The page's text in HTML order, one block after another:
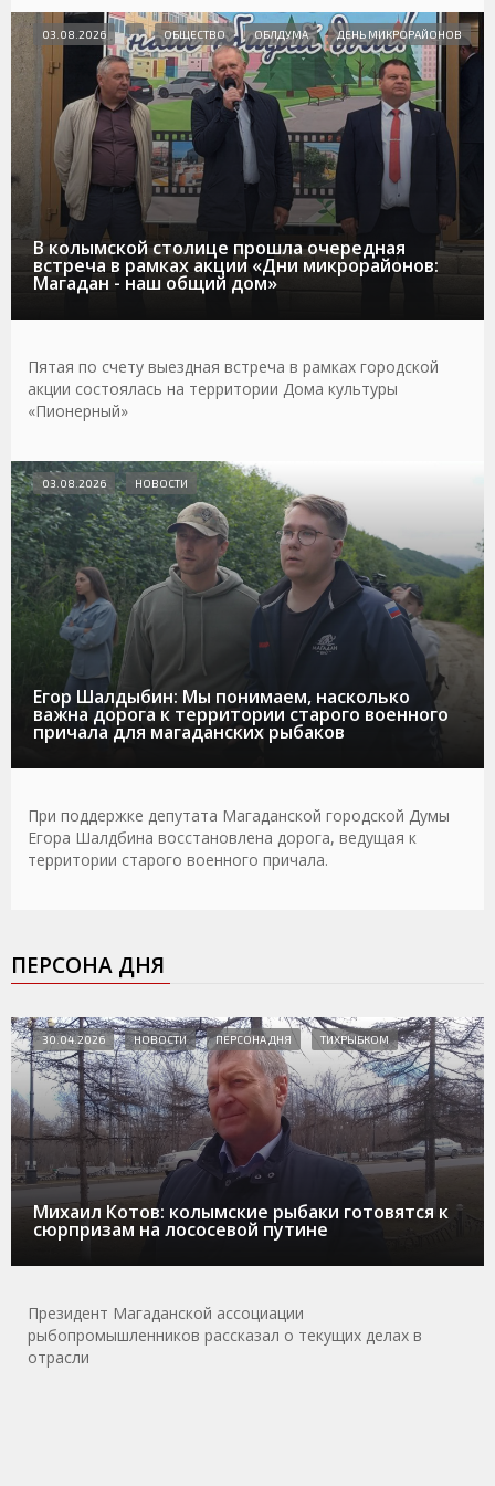
В колымской столице прошла очередная
встреча в рамках акции «Дни микрорайонов:
Магадан - наш общий дом»
03.08.2026 ОБЩЕСТВО ОБЛДУМА ДЕНЬ МИКРОРАЙОНОВ
Пятая по счету выездная встреча в рамках городской
акции состоялась на территории Дома культуры
«Пионерный»
Егор Шалдыбин: Мы понимаем, насколько
важна дорога к территории старого военного
причала для магаданских рыбаков
03.08.2026 НОВОСТИ
При поддержке депутата Магаданской городской Думы
Егора Шалдбина восстановлена дорога, ведущая к
территории старого военного причала.
ПЕРСОНА ДНЯ
Михаил Котов: колымские рыбаки готовятся к
сюрпризам на лососевой путине
30.04.2026 НОВОСТИ ПЕРСОНА ДНЯ ТИХРЫБКОМ
Президент Магаданской ассоциации
рыбопромышленников рассказал о текущих делах в
отрасли